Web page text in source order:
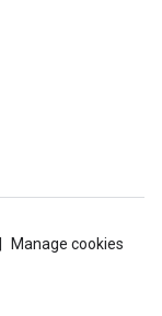
Manage cookies